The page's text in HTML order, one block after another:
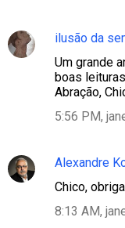
ilusão da
Um grande
boas
Abração,
5:56 PM,
Alexandre
Chico,
8:13 AM,